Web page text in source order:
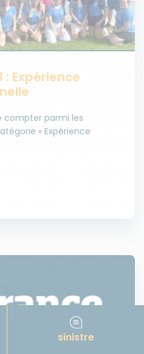
: Expérience
compter parmi les
« Expérience
sinistre